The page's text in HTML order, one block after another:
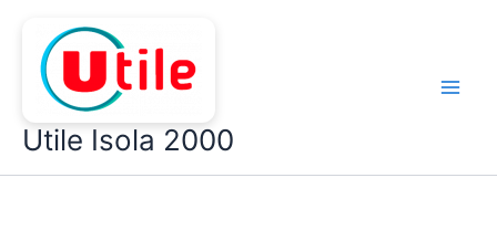
contenu
Utile Isola 2000